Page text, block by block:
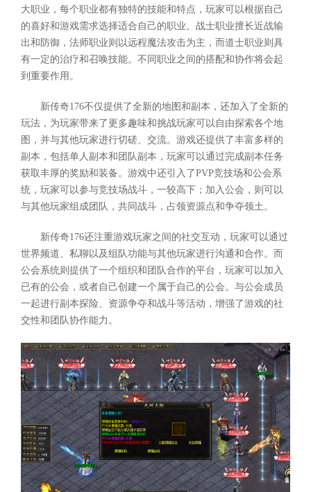
大职业，每个职业都有独特的技能和特点，玩家可以根据自己
的喜好和游戏需求选择适合自己的职业。战士职业擅长近战输
出和防御，法师职业则以远程魔法攻击为主，而道士职业则具
有一定的治疗和召唤技能。不同职业之间的搭配和协作将会起
到重要作用。
新传奇176不仅提供了全新的地图和副本，还加入了全新的
玩法，为玩家带来了更多趣味和挑战玩家可以自由探索各个地
图，并与其他玩家进行切磋、交流。游戏还提供了丰富多样的
副本，包括单人副本和团队副本，玩家可以通过完成副本任务
获取丰厚的奖励和装备。游戏中还引入了PVP竞技场和公会系
统，玩家可以参与竞技场战斗，一较高下；加入公会，则可以
与其他玩家组成团队，共同战斗，占领资源点和争夺领土。
新传奇176还注重游戏玩家之间的社交互动，玩家可以通过
世界频道、私聊以及组队功能与其他玩家进行沟通和合作。而
公会系统则提供了一个组织和团队合作的平台，玩家可以加入
已有的公会，或者自己创建一个属于自己的公会。与公会成员
一起进行副本探险、资源争夺和战斗等活动，增强了游戏的社
交性和团队协作能力。